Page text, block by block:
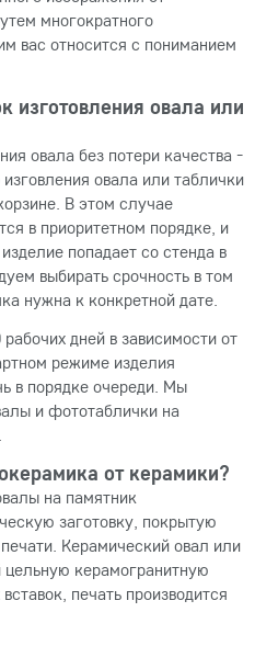
многократного
вас относится с пониманием
изготовления овала или
овала без потери качества -
овала или таблички
В этом случае
в приоритетном порядке, и
попадает со стенда в
выбирать срочность в том
нужна к конкретной дате.
дней в зависимости от
режиме изделия
в порядке очереди. Мы
и фототаблички на
от керамики?
на памятник
заготовку, покрытую
Керамический овал или
цельную керамогранитную
печать производится